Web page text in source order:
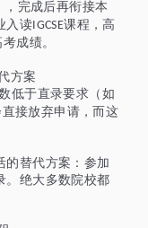
，完成后再衔接本
入读IGCSE课程，高
成绩。
方案
低于直录要求（如
接放弃申请，而这
的替代方案：参加
。绝大多数院校都